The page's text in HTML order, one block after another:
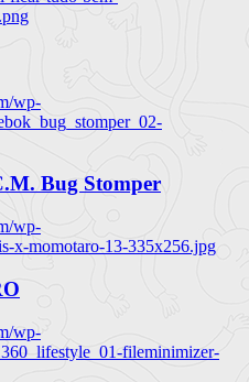
wp-
Bug Stomper
wp-
x-momotaro-13-335x256.jpg
wp-
fileminimizer-